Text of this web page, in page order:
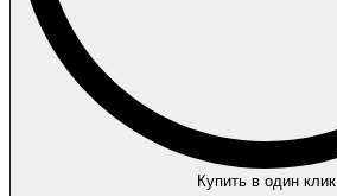
Купить в один клик